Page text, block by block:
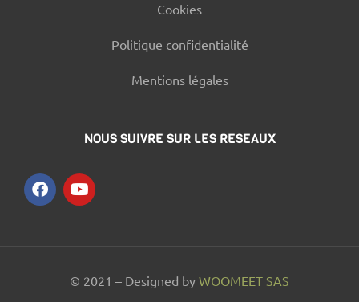
Cookies
Politique confidentialité
Mentions légales
NOUS SUIVRE SUR LES RESEAUX
© 2021 – Designed by WOOMEET SAS